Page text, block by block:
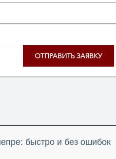
быстро и без ошибок